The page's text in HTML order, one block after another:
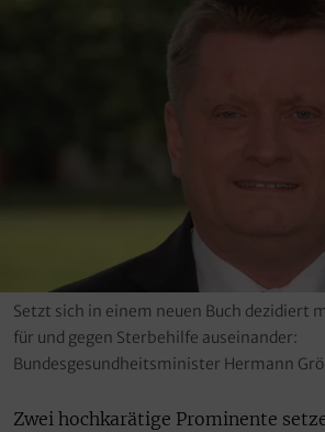
Setzt sich in einem neuen Buch dezidiert
für und gegen Sterbehilfe auseinander:
Bundesgesundheitsminister Hermann
Zwei hochkarätige Prominente